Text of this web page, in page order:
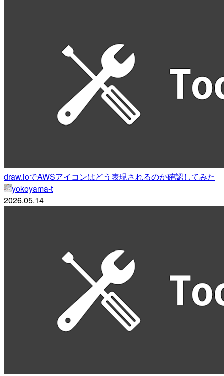
draw.ioでAWSアイコンはどう表現されるのか確認してみた
yokoyama-t
2026.05.14